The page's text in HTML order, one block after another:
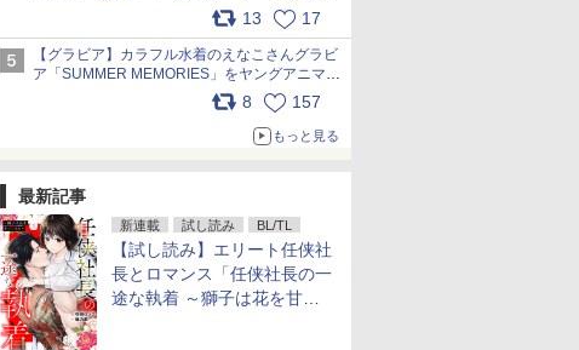
べらない動物”とのリアルな暮らしを描く 「も
うこれ以上の幸せはない」……一緒に暮らす愛
犬たちへ… pic.x.com/hEr88DgVyD
13 17
【グラビア】カラフル水着のえなこさんグラビ
ア「SUMMER MEMORIES」をヤングアニマル
Webで公開中 pic.x.com/wdmmjZ7DnV
8 157
もっと見る
最新記事
新連載 試し読み BL/TL
【試し読み】エリート任侠社
長とロマンス「任侠社長の一
途な執着 ～獅子は花を甘く